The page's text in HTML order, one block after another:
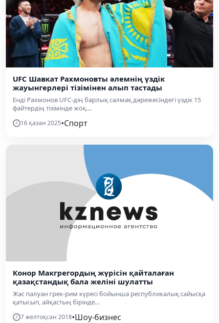
UFC Шавкат Рахмоновты әлемнің үздік
жауынгерлері тізімінен алып тастады
Енді Рахмонов UFC-дің барлық салмақ дәрежесіндегі үздік 15
файтердің тізімінде жоқ....
16 қазан 2025•Спорт
Конор Макгрегордың жүрісін қайталаған
қазақстандық бала желіні шулатты
Жас палуан грек-рим күресі бойынша республикалық сайысқа
қатысып, айқастың бірінде...
7 желтоқсан 2018•Шоу-бизнес